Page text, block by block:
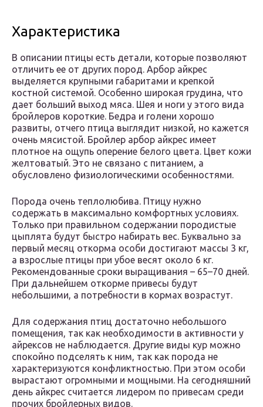
Характеристика
В описании птицы есть детали, которые позволяют
отличить ее от других пород. Арбор айкрес
выделяется крупными габаритами и крепкой
костной системой. Особенно широкая грудина, что
дает больший выход мяса. Шея и ноги у этого вида
бройлеров короткие. Бедра и голени хорошо
развиты, отчего птица выглядит низкой, но кажется
очень мясистой. Бройлер арбор айкрес имеет
плотное на ощупь оперение белого цвета. Цвет кожи
желтоватый. Это не связано с питанием, а
обусловлено физиологическими особенностями.
Порода очень теплолюбива. Птицу нужно
содержать в максимально комфортных условиях.
Только при правильном содержании породистые
цыплята будут быстро набирать вес. Буквально за
первый месяц откорма особи достигают массы 3 кг,
а взрослые птицы при убое весят около 6 кг.
Рекомендованные сроки выращивания – 65–70 дней.
При дальнейшем откорме привесы будут
небольшими, а потребности в кормах возрастут.
Для содержания птиц достаточно небольшого
помещения, так как необходимости в активности у
айрексов не наблюдается. Другие виды кур можно
спокойно подселять к ним, так как порода не
характеризуются конфликтностью. При этом особи
вырастают огромными и мощными. На сегодняшний
день айкрес считается лидером по привесам среди
прочих бройлерных видов.